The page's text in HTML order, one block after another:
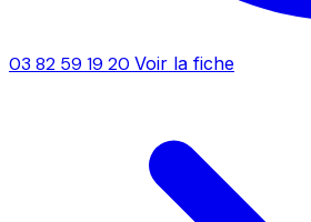
03 82 59 19 20 Voir la fiche